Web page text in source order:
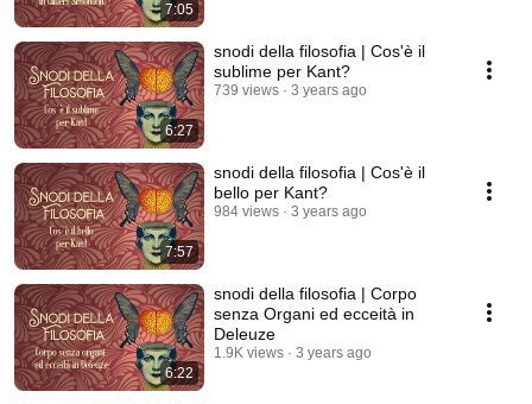
7:05
6:27
snodi della filosofia | Cos'è il
sublime per Kant?
739 views 3 years ago
7:57
snodi della filosofia | Cos'è il
bello per Kant?
984 views 3 years ago
6:22
snodi della filosofia | Corpo
senza Organi ed ecceità in
Deleuze
1.9K views 3 years ago